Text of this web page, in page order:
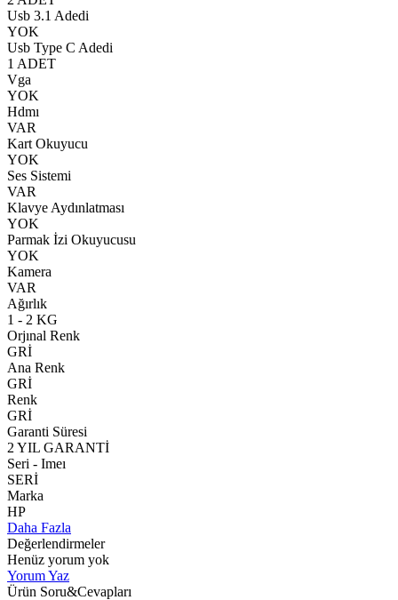
Usb 3.1 Adedi
YOK
Usb Type C Adedi
1 ADET
Vga
YOK
Hdmı
VAR
Kart Okuyucu
YOK
Ses Sistemi
VAR
Klavye Aydınlatması
YOK
Parmak İzi Okuyucusu
YOK
Kamera
VAR
Ağırlık
1 - 2 KG
Orjınal Renk
GRİ
Ana Renk
GRİ
Renk
GRİ
Garanti Süresi
2 YIL GARANTİ
Seri - Imeı
SERİ
Marka
HP
Daha Fazla
Değerlendirmeler
Henüz yorum yok
Yorum Yaz
Ürün Soru&Cevapları